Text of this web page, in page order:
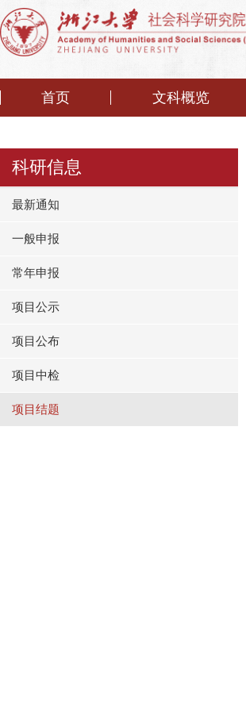
首页 文科概览
科研信息
最新通知
一般申报
常年申报
项目公示
项目公布
项目中检
项目结题